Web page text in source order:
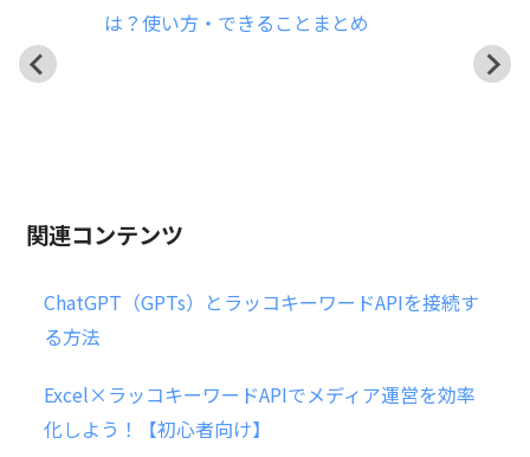
関連コンテンツ
ChatGPT（GPTs）とラッコキーワードAPIを接続す
る方法
Excel×ラッコキーワードAPIでメディア運営を効率
化しよう！【初心者向け】